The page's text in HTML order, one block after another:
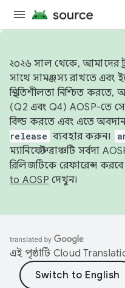
২০২৬ সাল থেকে, আমাদের
সাথে সামঞ্জস্য রাখতে এবং
স্থিতিশীলতা নিশ্চিত করতে,
(Q2 এবং Q4) AOSP-তে
বিল্ড করতে এবং এতে
release ব্যবহার করুন।
ম্যানিফেস্ট ব্রাঞ্চটি সর্বদা
রিলিজটিকে রেফারেন্স
to AOSP দেখুন।
এই পৃষ্ঠাটি Cloud